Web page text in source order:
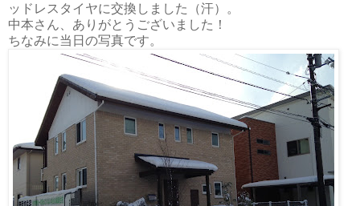
ッドレスタイヤに交換しました（汗）。
中本さん、ありがとうございました！
ちなみに当日の写真です。